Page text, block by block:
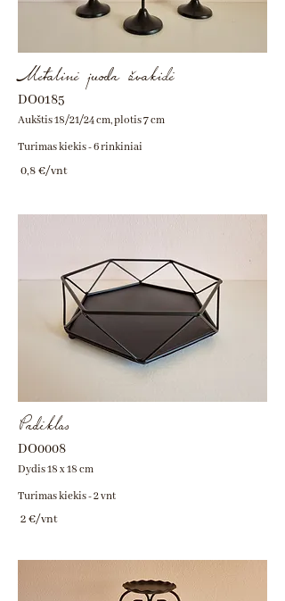
Metalinė juoda žvakidė
DO0185
Aukštis 18/21/24 cm, plotis 7 cm
Turimas kiekis - 6 rinkiniai
0,8 €/vnt
Padėklas
DO0008
Dydis 18 x 18 cm
Turimas kiekis - 2 vnt
2 €/vnt